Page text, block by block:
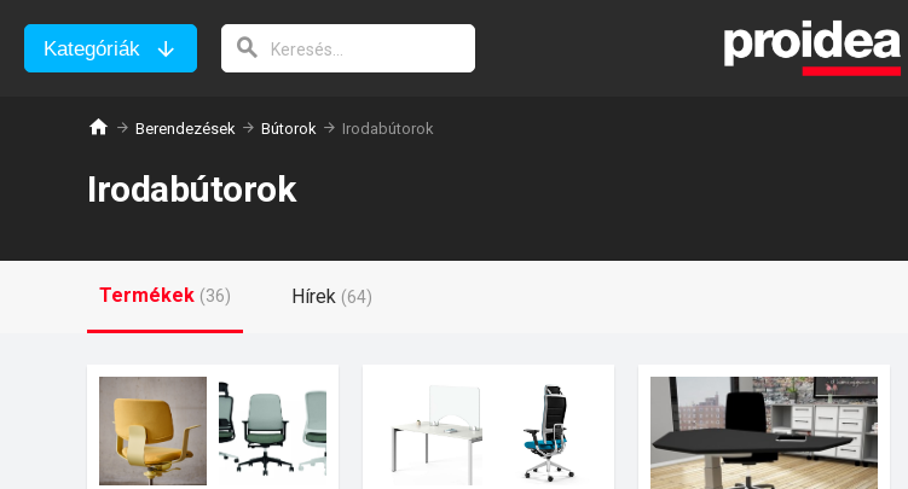
Kategóriák
Berendezések Bútorok Irodabútorok
Irodabútorok
Termékek (36) Hírek (64)